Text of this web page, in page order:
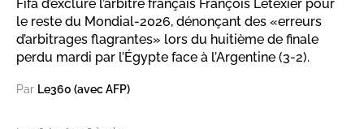
Fifa d’exclure l’arbitre français François Letexier pour
le reste du Mondial-2026, dénonçant des «erreurs
d’arbitrages flagrantes» lors du huitième de finale
perdu mardi par l’Égypte face à l’Argentine (3-2).
Par Le360 (avec AFP)